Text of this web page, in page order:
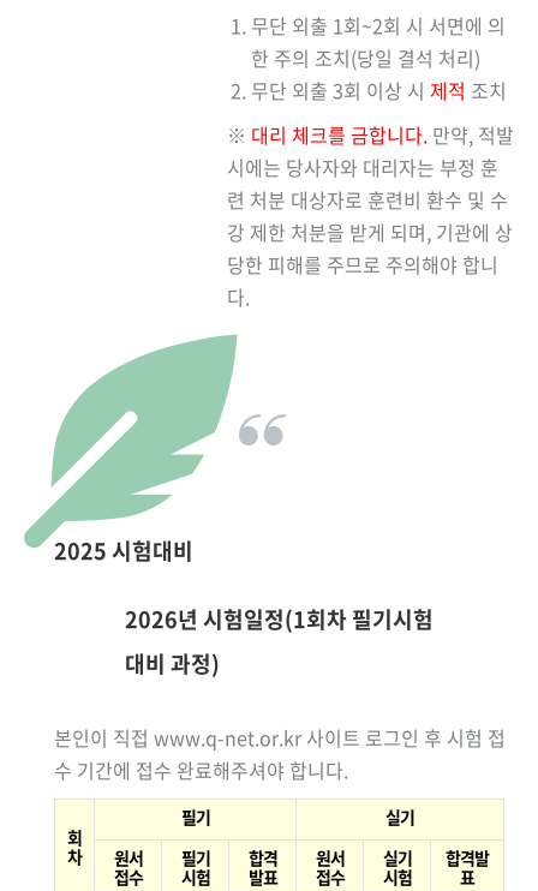
무단 외출 1회~2회 시 서면에 의
한 주의 조치(당일 결석 처리)
무단 외출 3회 이상 시 제적 조치
※ 대리 체크를 금합니다. 만약, 적발
시에는 당사자와 대리자는 부정 훈
련 처분 대상자로 훈련비 환수 및 수
강 제한 처분을 받게 되며, 기관에 상
당한 피해를 주므로 주의해야 합니
다.
2025 시험대비
2026년 시험일정(1회차 필기시험
대비 과정)
본인이 직접 www.q-net.or.kr 사이트 로그인 후 시험 접
수 기간에 접수 완료해주셔야 합니다.
회
차
필기
실기
원서
접수
필기
시험
합격
발표
원서
접수
실기
시험
합격발
표